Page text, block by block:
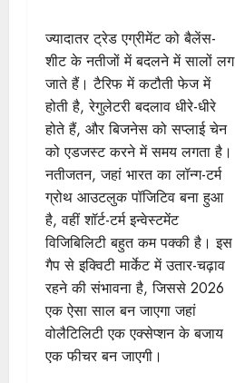
ज्यादातर ट्रेड एग्रीमेंट को बैलेंस-
शीट के नतीजों में बदलने में सालों लग
जाते हैं। टैरिफ में कटौती फेज में
होती है, रेगुलेटरी बदलाव धीरे-धीरे
होते हैं, और बिजनेस को सप्लाई चेन
को एडजस्ट करने में समय लगता है।
नतीजतन, जहां भारत का लॉन्ग-टर्म
ग्रोथ आउटलुक पॉजिटिव बना हुआ
है, वहीं शॉर्ट-टर्म इन्वेस्टमेंट
विजिबिलिटी बहुत कम पक्की है। इस
गैप से इक्विटी मार्केट में उतार-चढ़ाव
रहने की संभावना है, जिससे 2026
एक ऐसा साल बन जाएगा जहां
वोलैटिलिटी एक एक्सेप्शन के बजाय
एक फीचर बन जाएगी।